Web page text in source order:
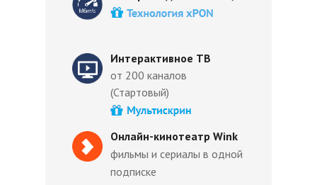
Интерактивное ТВ
от 200 каналов
(Стартовый)
Онлайн-кинотеатр Wink
фильмы и сериалы в одной
подписке